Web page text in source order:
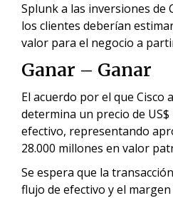
Splunk a las inversiones de
los clientes deberían
valor para el negocio a
Ganar – Ganar
El acuerdo por el que Cisco
determina un precio de
efectivo, representando
28.000 millones en valor
Se espera que la
flujo de efectivo y el